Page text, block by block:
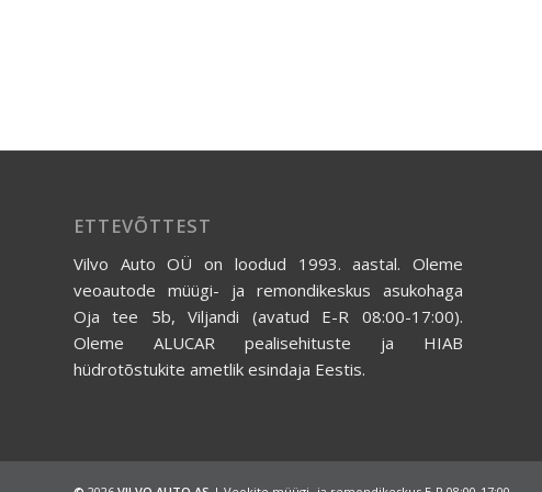
ETTEVÕTTEST
Vilvo Auto OÜ on loodud 1993. aastal. Oleme
veoautode müügi- ja remondikeskus asukohaga
Oja tee 5b, Viljandi (avatud E-R 08:00-17:00).
Oleme ALUCAR pealisehituste ja HIAB
hüdrotõstukite ametlik esindaja Eestis.